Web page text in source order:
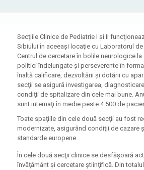
Secţiile Clinice de Pediatrie I şi II
Sibiului în aceeaşi locaţie cu Laboratorul
Centrul de cercetare în bolile neurologice
politici îndelungate şi perseverente în
înaltă calificare, dezvoltării şi dotării cu
secţii se asigură investigarea,
condiţii de spitalizare din cele mai bune.
sunt internaţi în medie peste 4.500 de
Toate spaţiile din cele două secţii au fost
modernizate, asigurând condiţii de cazare
standarde europene.
În cele două secţii clinice se desfăşoară
învăţământ şi cercetare ştiinţifică. Din